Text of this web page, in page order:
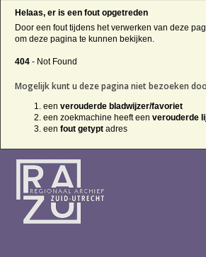
Helaas, er is een fout opgetreden
Door een fout tijdens het verwerken van deze
om deze pagina te kunnen bekijken.
404 - Not Found
Mogelijk kunt u deze pagina niet bezoeken
een verouderde bladwijzer/favoriet
een zoekmachine heeft een verouderde
een fout getypt adres